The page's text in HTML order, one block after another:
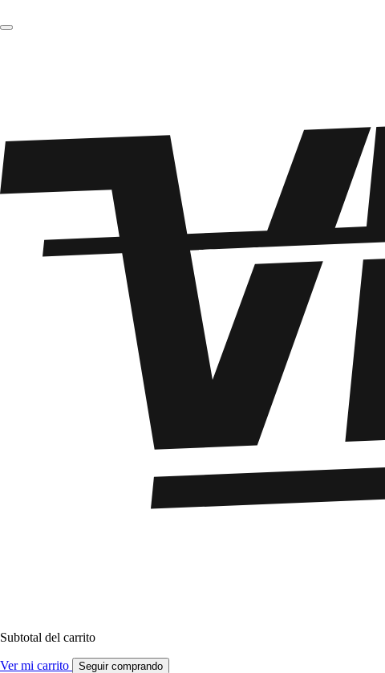
Subtotal del carrito
Ver mi carrito Seguir comprando